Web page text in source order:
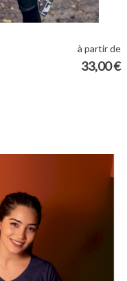
à partir de
33,00 €